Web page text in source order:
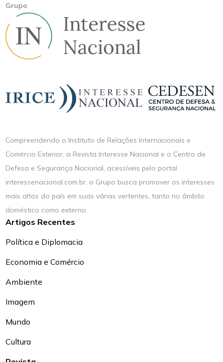
Grupo
Compreendendo o Instituto de Relações Internacionais e
Comércio Exterior, a Revista Interesse Nacional e o Centro de
Defesa e Segurança Nacional, acessíveis pelo portal
interessenacional.com.br, o Grupo busca promover os interesses
mais altos do país em suas várias vertentes, tanto no âmbito
doméstico como externo.
Artigos Recentes
Política e Diplomacia
Economia e Comércio
Ambiente
Imagem
Mundo
Cultura